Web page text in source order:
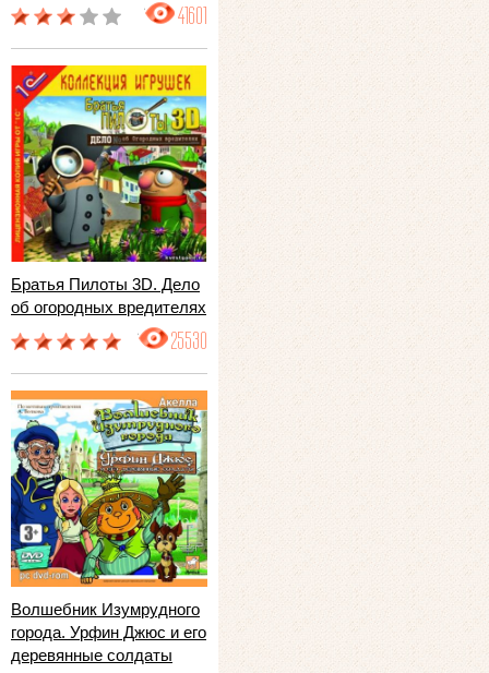
41601
Братья Пилоты 3D. Дело
об огородных вредителях
25530
Волшебник Изумрудного
города. Урфин Джюс и его
деревянные солдаты